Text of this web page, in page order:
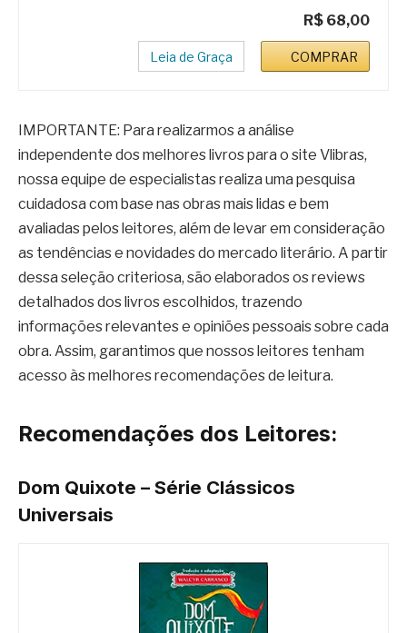
R$ 68,00
Leia de Graça COMPRAR
IMPORTANTE: Para realizarmos a análise
independente dos melhores livros para o site Vlibras,
nossa equipe de especialistas realiza uma pesquisa
cuidadosa com base nas obras mais lidas e bem
avaliadas pelos leitores, além de levar em consideração
as tendências e novidades do mercado literário. A partir
dessa seleção criteriosa, são elaborados os reviews
detalhados dos livros escolhidos, trazendo
informações relevantes e opiniões pessoais sobre cada
obra. Assim, garantimos que nossos leitores tenham
acesso às melhores recomendações de leitura.
Recomendações dos Leitores:
Dom Quixote – Série Clássicos
Universais